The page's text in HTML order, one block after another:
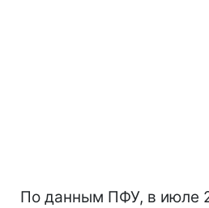
По данным ПФУ, в июле